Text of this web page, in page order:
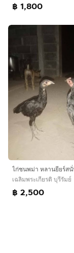
฿ 1,800
เฉลิมพระเกียรติ บุรีรัมย์
฿ 2,500